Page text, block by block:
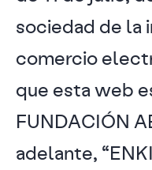
sociedad de la
comercio
que esta web
FUNDACIÓN
adelante,